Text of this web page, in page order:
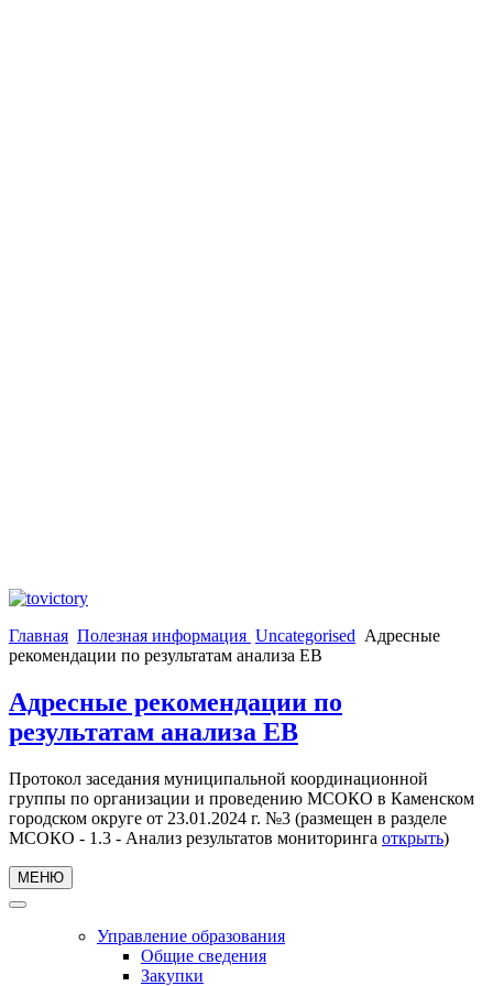
Главная Полезная информация Uncategorised Адресные
рекомендации по результатам анализа ЕВ
Адресные рекомендации по
результатам анализа ЕВ
Протокол заседания муниципальной координационной
группы по организации и проведению МСОКО в Каменском
городском округе от 23.01.2024 г. №3 (размещен в разделе
МСОКО - 1.3 - Анализ результатов мониторинга открыть)
МЕНЮ
Управление образования
Общие сведения
Закупки